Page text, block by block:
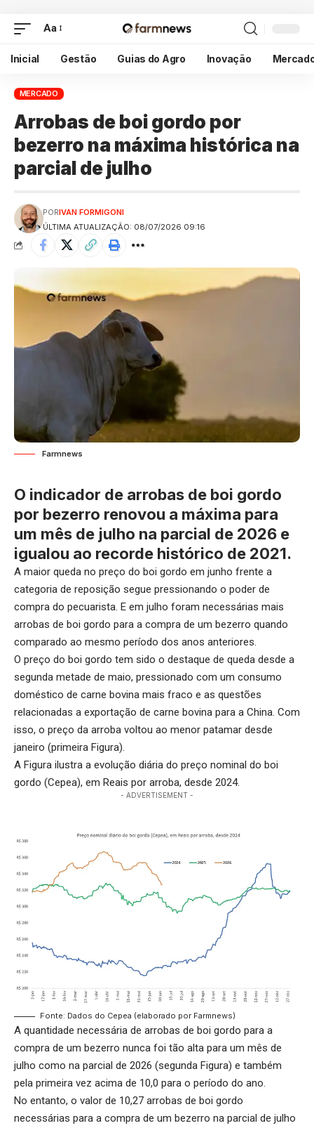
Aa
Inicial Gestão Guias do Agro Inovação
MERCADO
Arrobas de boi gordo por
bezerro na máxima histórica na
parcial de julho
ÚLTIMA ATUALIZAÇÃO: 08/07/2026 09:16
PORIVAN FORMIGONI
Farmnews
O indicador de arrobas de boi gordo
por bezerro renovou a máxima para
um mês de julho na parcial de 2026 e
igualou ao recorde histórico de 2021.
A maior queda no preço do boi gordo em junho frente a
categoria de reposição segue pressionando o poder de
compra do pecuarista. E em julho foram necessárias mais
arrobas de boi gordo para a compra de um bezerro quando
comparado ao mesmo período dos anos anteriores.
O preço do boi gordo tem sido o destaque de queda desde a
segunda metade de maio, pressionado com um consumo
doméstico de carne bovina mais fraco e as questões
relacionadas a exportação de carne bovina para a China. Com
isso, o preço da arroba voltou ao menor patamar desde
janeiro (primeira Figura).
A Figura ilustra a evolução diária do preço nominal do boi
gordo (Cepea), em Reais por arroba, desde 2024.
- ADVERTISEMENT -
Fonte: Dados do Cepea (elaborado por Farmnews)
A quantidade necessária de arrobas de boi gordo para a
compra de um bezerro nunca foi tão alta para um mês de
julho como na parcial de 2026 (segunda Figura) e também
pela primeira vez acima de 10,0 para o período do ano.
No entanto, o valor de 10,27 arrobas de boi gordo
necessárias para a compra de um bezerro na parcial de julho